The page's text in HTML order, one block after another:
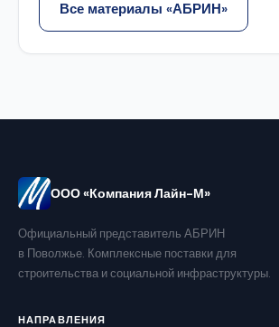
Все материалы «АБРИН»
ООО «Компания Лайн-М»
Официальный представитель АБРИН
в Поволжье. Комплексные поставки для
строительства и социальной инфраструктуры.
НАПРАВЛЕНИЯ